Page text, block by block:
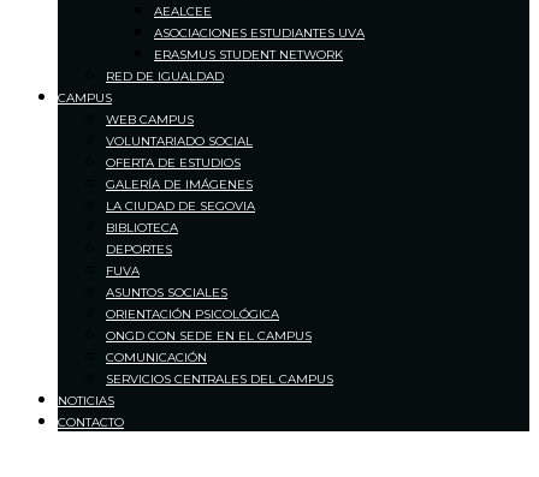
AEALCEE
ASOCIACIONES ESTUDIANTES UVA
ERASMUS STUDENT NETWORK
RED DE IGUALDAD
CAMPUS
WEB CAMPUS
VOLUNTARIADO SOCIAL
OFERTA DE ESTUDIOS
GALERÍA DE IMÁGENES
LA CIUDAD DE SEGOVIA
BIBLIOTECA
DEPORTES
FUVA
ASUNTOS SOCIALES
ORIENTACIÓN PSICOLÓGICA
ONGD CON SEDE EN EL CAMPUS
COMUNICACIÓN
SERVICIOS CENTRALES DEL CAMPUS
NOTICIAS
CONTACTO